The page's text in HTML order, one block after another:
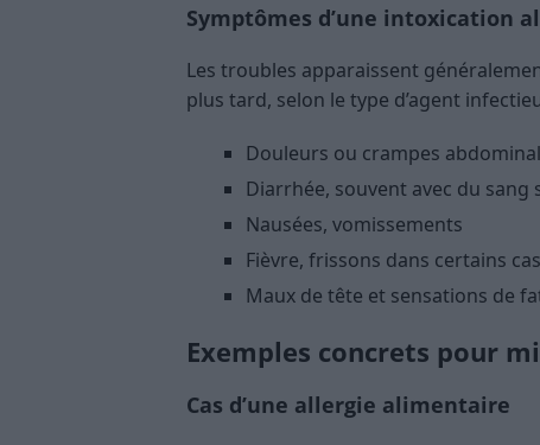
Symptômes d’une intoxication
Les troubles apparaissent
plus tard, selon le type d’agent
Douleurs ou crampes
Diarrhée, souvent avec du sang
Nausées, vomissements
Fièvre, frissons dans certains
Maux de tête et sensations de
Exemples concrets pour
Cas d’une allergie alimentaire